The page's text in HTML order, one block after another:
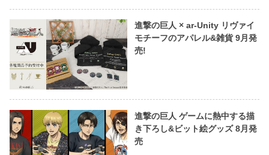
進撃の巨人 × ar-Unity リヴァイ
モチーフのアパレル&雑貨 9月発
売!
進撃の巨人 ゲームに熱中する描
き下ろし&ビット絵グッズ 8月発
売